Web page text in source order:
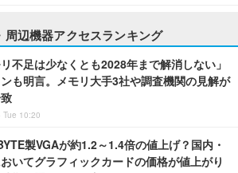
周辺機器アクセスランキング
リ不足は少なくとも2028年まで解消しない」
も明言。メモリ大手3社や調査機関の見解が
10:20
製VGAが約1.2～1.4倍の値上げ？国内・
いてグラフィックカードの価格が値上がり